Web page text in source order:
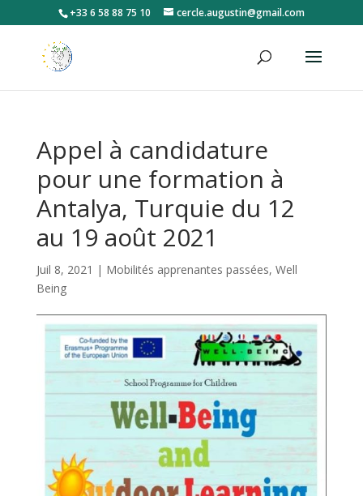
+33 6 58 88 75 10 cercle.augustin@gmail.com
Appel à candidature
pour une formation à
Antalya, Turquie du 12
au 19 août 2021
Juil 8, 2021 | Mobilités apprenantes passées, Well
Being